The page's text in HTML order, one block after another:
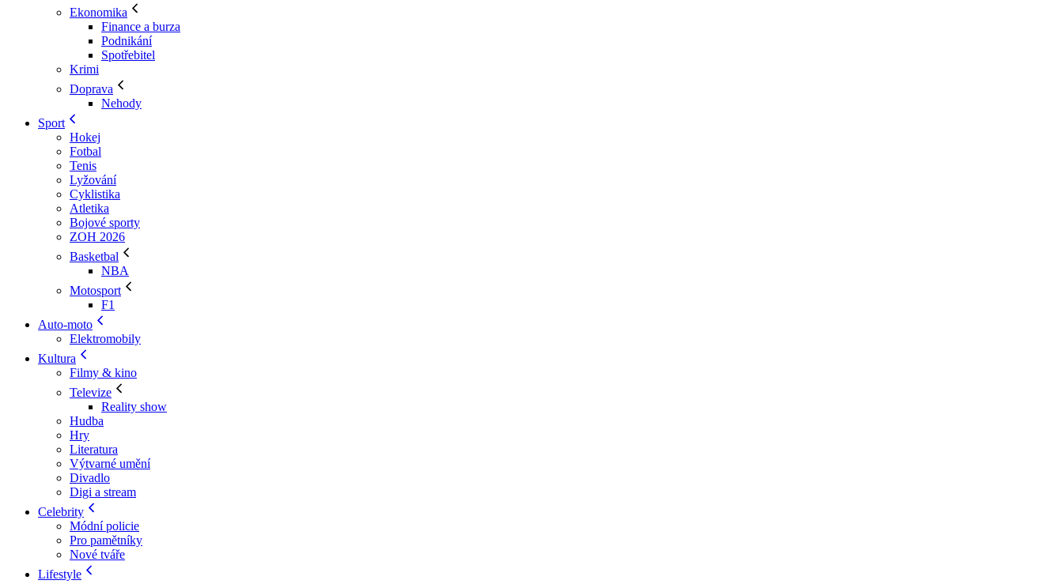
Ekonomika
Finance a burza
Podnikání
Spotřebitel
Krimi
Doprava
Nehody
Sport
Hokej
Fotbal
Tenis
Lyžování
Cyklistika
Atletika
Bojové sporty
ZOH 2026
Basketbal
NBA
Motosport
F1
Auto-moto
Elektromobily
Kultura
Filmy & kino
Televize
Reality show
Hudba
Hry
Literatura
Výtvarné umění
Divadlo
Digi a stream
Celebrity
Módní policie
Pro pamětníky
Nové tváře
Lifestyle